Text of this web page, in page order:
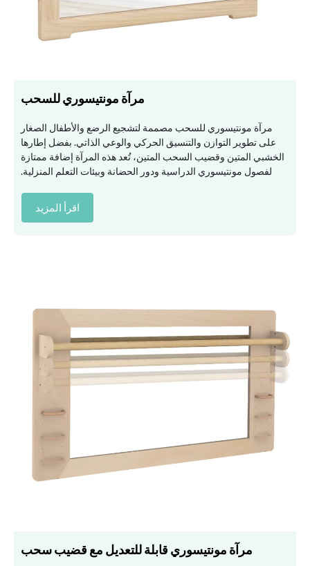
مرآة مونتيسوري للسحب
مرآة مونتيسوري للسحب مصممة لتشجيع الرضع والأطفال الصغار
على تطوير التوازن والتنسيق الحركي والوعي الذاتي. بفضل إطارها
الخشبي المتين وقضيب السحب المتين، تُعد هذه المرآة إضافة ممتازة
لفصول مونتيسوري الدراسية ودور الحضانة وبيئات التعلم المنزلية.
اقرأ المزيد
مرآة مونتيسوري قابلة للتعديل مع قضيب سحب